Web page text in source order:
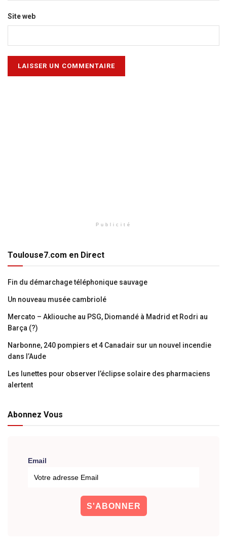
Site web
Publicité
Toulouse7.com en Direct
Fin du démarchage téléphonique sauvage
Un nouveau musée cambriolé
Mercato – Akliouche au PSG, Diomandé à Madrid et Rodri au
Barça (?)
Narbonne, 240 pompiers et 4 Canadair sur un nouvel incendie
dans l’Aude
Les lunettes pour observer l’éclipse solaire des pharmaciens
alertent
Abonnez Vous
Email